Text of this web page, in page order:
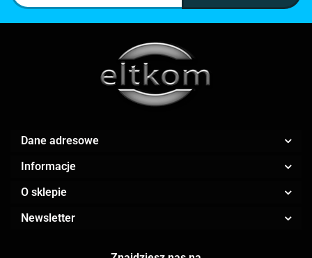
Dane adresowe
Informacje
O sklepie
Newsletter